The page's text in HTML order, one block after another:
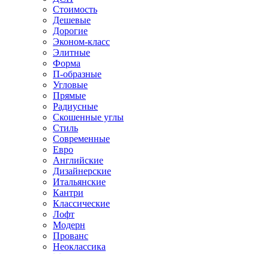
Стоимость
Дешевые
Дорогие
Эконом-класс
Элитные
Форма
П-образные
Угловые
Прямые
Радиусные
Скошенные углы
Стиль
Современные
Евро
Английские
Дизайнерские
Итальянские
Кантри
Классические
Лофт
Модерн
Прованс
Неоклассика